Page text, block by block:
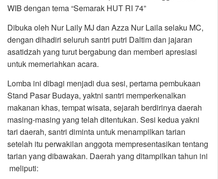
WIB dengan tema “Semarak HUT RI 74”
Dibuka oleh Nur Laily MJ dan Azza Nur Laila selaku MC,
dengan dihadiri seluruh santri putri Daltim dan jajaran
asatidzah yang turut bergabung dan memberi apresiasi
untuk memeriahkan acara.
Lomba ini dibagi menjadi dua sesi, pertama pembukaan
Stand Pasar Budaya, yaktni santri memperkenalkan
makanan khas, tempat wisata, sejarah berdirinya daerah
masing-masing yang telah ditentukan. Sesi kedua yakni
tari daerah, santri diminta untuk menampilkan tarian
setelah itu perwakilan anggota mempresentasikan tentang
tarian yang dibawakan. Daerah yang ditampilkan tahun ini
meliputi: